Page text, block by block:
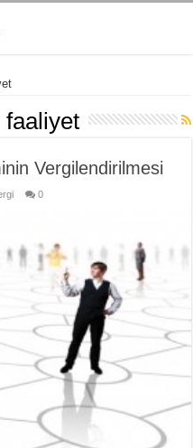
faaliyet
Vergilendirilmesi
0